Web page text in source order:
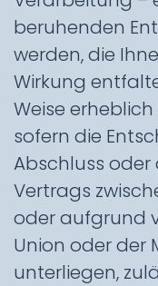
beruhenden
werden, die
Wirkung
Weise
sofern die
Abschluss oder
Vertrags
oder aufgrund
Union oder der
unterliegen,